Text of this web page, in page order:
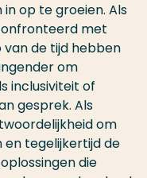
op te groeien. Als
met
van de tijd hebben
om
inclusiviteit of
gesprek. Als
om
tegelijkertijd de
die